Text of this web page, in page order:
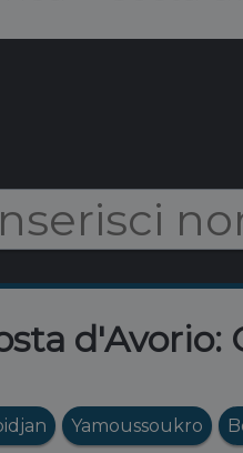
Yamoussoukro